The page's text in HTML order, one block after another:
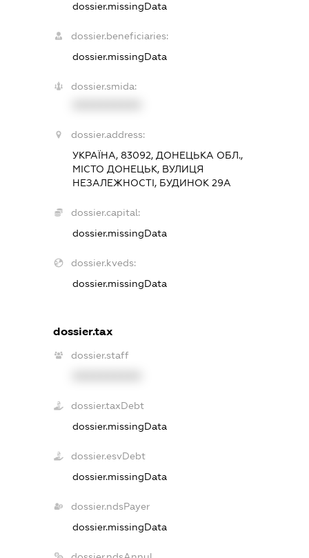
dossier.missingData
dossier.beneficiaries:
dossier.missingData
dossier.smida:
dossier.address:
УКРАЇНА, 83092, ДОНЕЦЬКА ОБЛ.,
МІСТО ДОНЕЦЬК, ВУЛИЦЯ
НЕЗАЛЕЖНОСТІ, БУДИНОК 29А
dossier.capital:
dossier.missingData
dossier.kveds:
dossier.missingData
dossier.tax
dossier.staff
dossier.taxDebt
dossier.missingData
dossier.esvDebt
dossier.missingData
dossier.ndsPayer
dossier.missingData